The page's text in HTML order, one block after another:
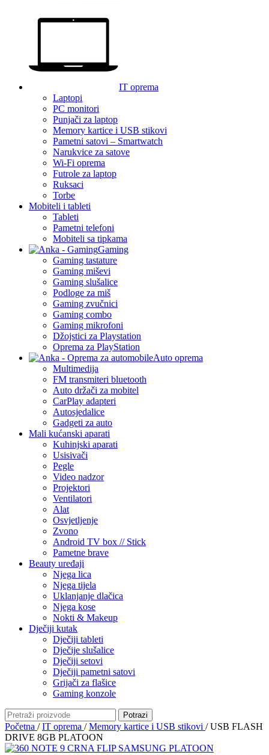
IT oprema
Laptopi
PC monitori
Punjači za laptop
Memory kartice i USB stikovi
Pametni satovi – Smartwatch
Narukvice za satove
Wi-Fi oprema
Futrole za laptop
Ruksaci
Torbe
Mobiteli i tableti
Tableti
Pametni telefoni
Mobiteli sa tipkama
Gaming
Gaming tastature
Gaming miševi
Gaming slušalice
Podloge za miš
Gaming zvučnici
Gaming combo
Gaming mikrofoni
Džojstici za Playstation
Oprema za PlayStation
Auto oprema
Multimedija
FM transmiteri bluetooth
Auto držači za mobitel
CarPlay adapteri
Autosjedalice
Gadgeti za auto
Mali kućanski aparati
Kuhinjski aparati
Usisivači
Pegle
Video nadzor
Projektori
Ventilatori
Alat
Osvjetljenje
Zvono
Android TV box // Stick
Pametne brave
Beauty uređaji
Njega lica
Njega tijela
Uklanjanje dlačica
Njega kose
Nokti & Makeup
Dječiji kutak
Dječiji tableti
Dječije slušalice
Dječiji setovi
Dječiji pametni satovi
Grijači za flašice
Gaming konzole
Potrazi
Početna / IT oprema / Memory kartice i USB stikovi / USB FLASH
DRIVE 8GB PLATOON